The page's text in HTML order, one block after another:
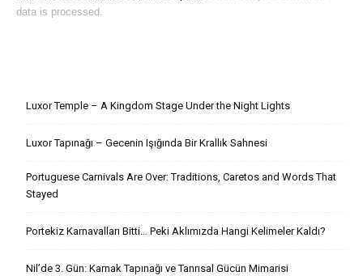
data is processed.
Luxor Temple – A Kingdom Stage Under the Night Lights
Luxor Tapınağı – Gecenin Işığında Bir Krallık Sahnesi
Portuguese Carnivals Are Over: Traditions, Caretos and Words That
Stayed
Portekiz Karnavalları Bitti… Peki Aklımızda Hangi Kelimeler Kaldı?
Nil’de 3. Gün: Karnak Tapınağı ve Tanrısal Gücün Mimarisi